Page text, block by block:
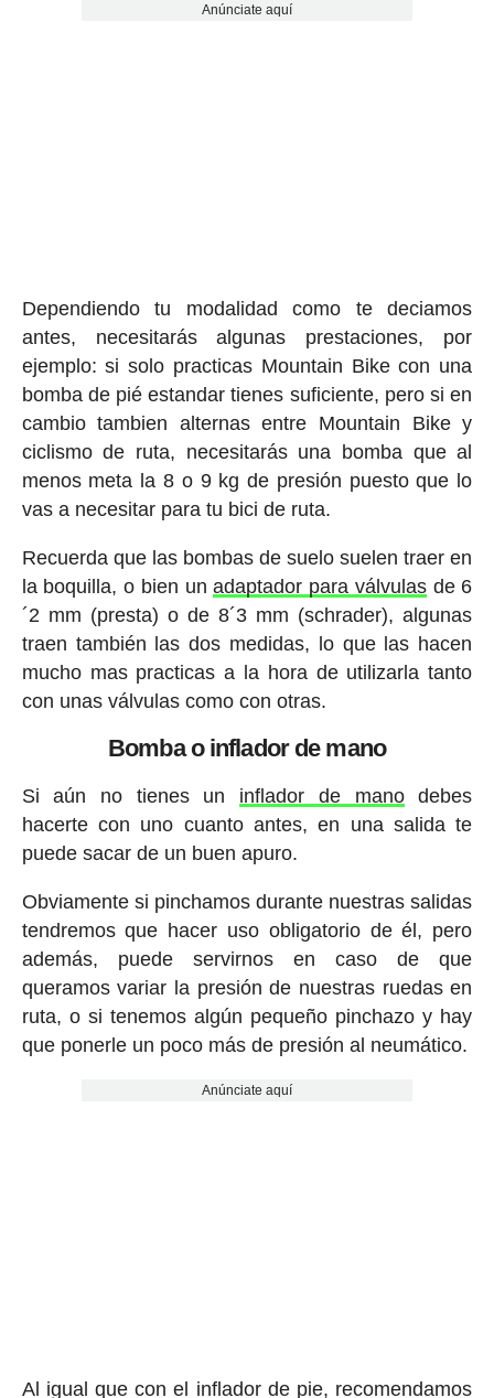
Anúnciate aquí
Dependiendo tu modalidad como te deciamos
antes, necesitarás algunas prestaciones, por
ejemplo: si solo practicas Mountain Bike con una
bomba de pié estandar tienes suficiente, pero si en
cambio tambien alternas entre Mountain Bike y
ciclismo de ruta, necesitarás una bomba que al
menos meta la 8 o 9 kg de presión puesto que lo
vas a necesitar para tu bici de ruta.
Recuerda que las bombas de suelo suelen traer en
la boquilla, o bien unadaptador para válvulasde 6
´2 mm (presta) o de 8´3 mm (schrader), algunas
traen también las dos medidas, lo que las hacen
mucho mas practicas a la hora de utilizarla tanto
con unas válvulas como con otras.
Bomba o inflador de mano
Si aún no tienes un inflador de manodebes
hacerte con uno cuanto antes, en una salida te
puede sacar de un buen apuro.
Obviamente si pinchamos durante nuestras salidas
tendremos que hacer uso obligatorio de él, pero
además, puede servirnos en caso de que
queramos variar la presión de nuestras ruedas en
ruta, o si tenemos algún pequeño pinchazo y hay
que ponerle un poco más de presión al neumático.
Anúnciate aquí
Al igual que con el inflador de pie, recomendamos